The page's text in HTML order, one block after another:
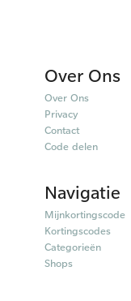
Over Ons
Over Ons
Privacy
Contact
Code delen
Navigatie
Mijnkortingscode
Kortingscodes
Categorieën
Shops